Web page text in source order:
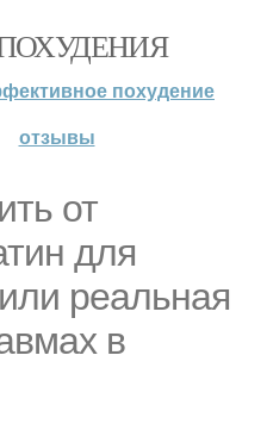
похудение
отзывы
от
для
реальная
в